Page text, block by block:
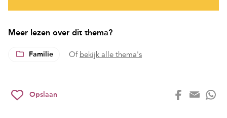
Meer lezen over dit thema?
Familie Of bekijk alle thema's
Opslaan